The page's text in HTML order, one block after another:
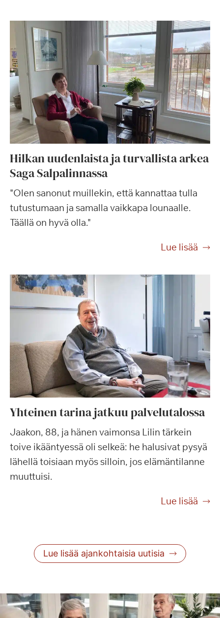
Hilkan uudenlaista ja turvallista arkea
Saga Salpalinnassa
"Olen sanonut muillekin, että kannattaa tulla
tutustumaan ja samalla vaikkapa lounaalle.
Täällä on hyvä olla."
Lue lisää
Yhteinen tarina jatkuu palvelutalossa
Jaakon, 88, ja hänen vaimonsa Lilin tärkein
toive ikääntyessä oli selkeä: he halusivat pysyä
lähellä toisiaan myös silloin, jos elämäntilanne
muuttuisi.
Lue lisää
Lue lisää ajankohtaisia uutisia